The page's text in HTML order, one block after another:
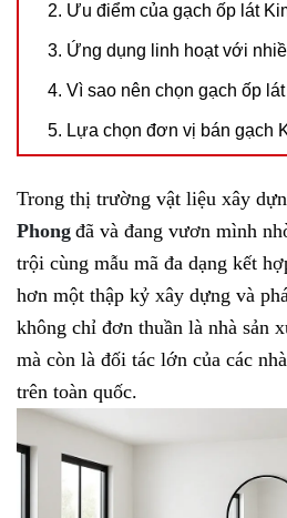
2. Ưu điểm của gạch ốp lát
3. Ứng dụng linh hoạt với
4. Vì sao nên chọn gạch ốp
5. Lựa chọn đơn vị bán gạch
Trong thị trường vật liệu xây
Phong đã và đang vươn mình
trội cùng mẫu mã đa dạng kết
hơn một thập kỷ xây dựng và
không chỉ đơn thuần là nhà sản
mà còn là đối tác lớn của các
trên toàn quốc.